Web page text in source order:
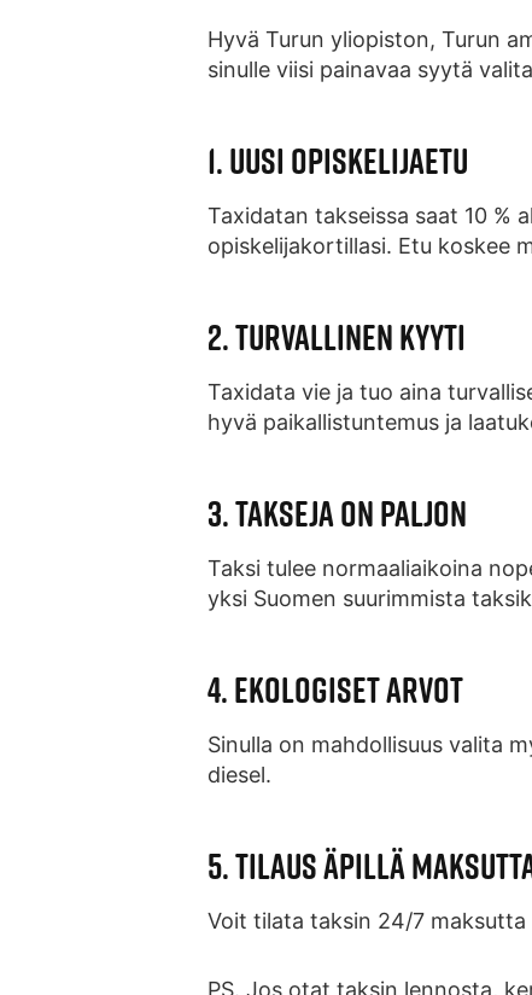
Hyvä Turun yliopiston, Turun
sinulle viisi painavaa syytä
1. UUSI OPISKELIJAETU
Taxidatan takseissa saat 10 %
opiskelijakortillasi. Etu koskee
2. TURVALLINEN KYYTI
Taxidata vie ja tuo aina
hyvä paikallistuntemus ja
3. TAKSEJA ON PALJON
Taksi tulee normaaliaikoina
yksi Suomen suurimmista
4. EKOLOGISET ARVOT
Sinulla on mahdollisuus valita
diesel.
5. TILAUS ÄPILLÄ
Voit tilata taksin 24/7
PS. Jos otat taksin lennosta,